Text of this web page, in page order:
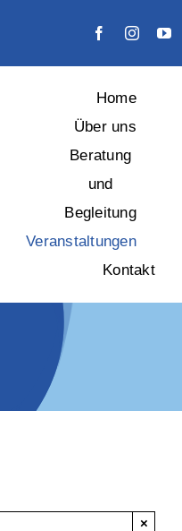
Home
Über uns
Beratung
und
Begleitung
Veranstaltungen
Kontakt
×